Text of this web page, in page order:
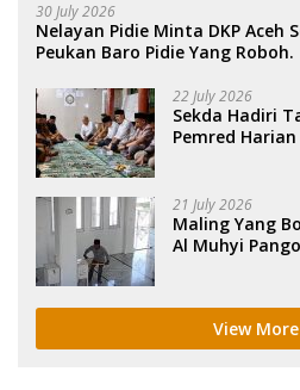
30 July 2026
Nelayan Pidie Minta DKP Aceh
Peukan Baro Pidie Yang Roboh.
22 July 2026
Sekda Hadiri
Pemred
21 July 2026
Maling Yang
Al Muhyi
View More